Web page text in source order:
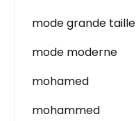
mode grande taille
mode moderne
mohamed
mohammed